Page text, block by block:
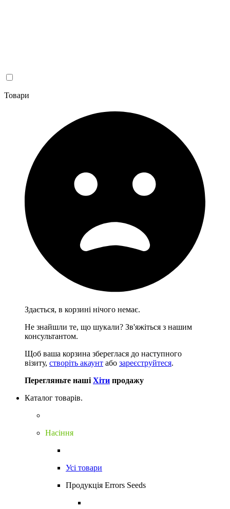
Товари
Здається, в корзині нічого немає.
Не знайшли те, що шукали? Зв'яжіться з нашим
консультантом.
Щоб ваша корзина збереглася до наступного
візиту, створіть акаунт або зареєструйтеся.
Перегляньте наші Хіти продажу
Каталог товарів.
Насіння
Усі товари
Продукція Errors Seeds